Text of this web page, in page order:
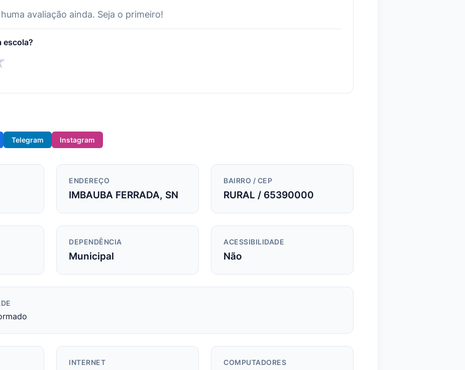
avaliação ainda. Seja o primeiro!
escola?
Telegram Instagram
ENDEREÇO
IMBAUBA FERRADA, SN
BAIRRO / CEP
RURAL / 65390000
DEPENDÊNCIA
Municipal
ACESSIBILIDADE
Não
INTERNET COMPUTADORES